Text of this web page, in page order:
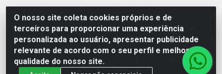
O nosso site coleta cookies próprios e de
terceiros para proporcionar uma experiência
personalizada ao usuário, apresentar publicidade
relevante de acordo com o seu perfil e melhorar a
qualidade do nosso site.
Lutan Distribuidora - Rua Dr. Gerino Souza Filho, 1525 -
Itinga - Lauro de Freitas / BA - CEP 42700-000 - CNPJ
05.156.713/0001-62